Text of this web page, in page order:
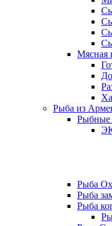
Мясная
Рыба из
Рыбные
Рыба
Рыба
Рыба